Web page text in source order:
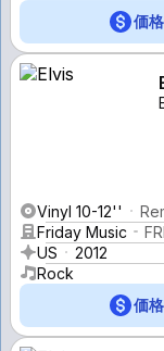
価
Vinyl 10-12''
Friday Music
US
2012
Rock
価